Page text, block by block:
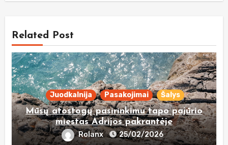
Related Post
Juodkalnija Pasakojimai Šalys
Mūsų atostogų pasirinkimu tapo pajūrio
miestas Adrijos pakrantėje
Rolanx 25/02/2026